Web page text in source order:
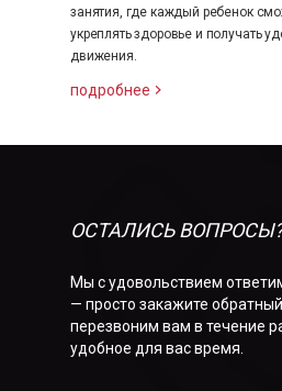
занятия, где каждый ребенок
укреплять здоровье и получать
движения.
подробнее
ОСТАЛИСЬ
Мы с удовольствием
— просто закажите
перезвоним вам в течение
удобное для вас время.